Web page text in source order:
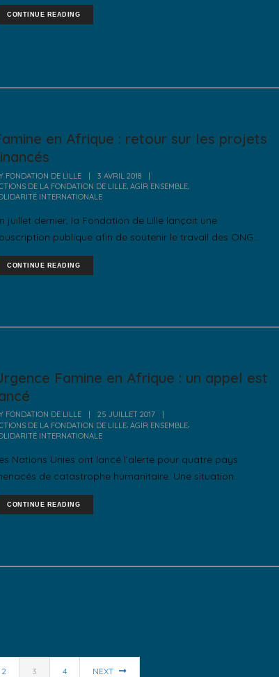
CONTINUE READING
en Afrique : retour sur les projets
FONDATION DE LILLE | 3 AVRIL 2018
|
DE LA FONDATION DE LILLE AGIR ENSEMBLE
INTERNATIONALE
juillet dernier, la Fondation de Lille lançait une
publique afin de soutenir le travail des ONG...
CONTINUE READING
Famine en Afrique : un appel est
FONDATION DE LILLE 25 JUILLET 2017
DE LA FONDATION DE LILLE, AGIR ENSEMBLE,
INTERNATIONALE
Nations Unies ont lancé l’alerte pour quatre pays
de catastrophe humanitaire. Une situation...
CONTINUE READING
2 3 4 NEXT